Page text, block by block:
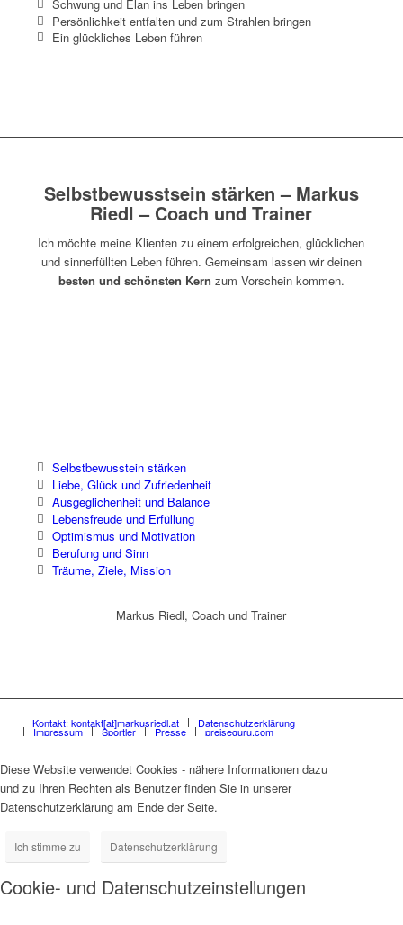
Schwung und Elan ins Leben bringen
Persönlichkeit entfalten und zum Strahlen bringen
Ein glückliches Leben führen
Selbstbewusstsein stärken – Markus
Riedl – Coach und Trainer
Ich möchte meine Klienten zu einem erfolgreichen, glücklichen
und sinnerfüllten Leben führen. Gemeinsam lassen wir deinen
besten und schönsten Kern zum Vorschein kommen.
Selbstbewusstein stärken
Liebe, Glück und Zufriedenheit
Ausgeglichenheit und Balance
Lebensfreude und Erfüllung
Optimismus und Motivation
Berufung und Sinn
Träume, Ziele, Mission
Markus Riedl, Coach und Trainer
Kontakt: kontakt[at]markusriedl.at Datenschutzerklärung
Impressum Sportler Presse preiseguru.com
Diese Website verwendet Cookies - nähere Informationen dazu
und zu Ihren Rechten als Benutzer finden Sie in unserer
Datenschutzerklärung am Ende der Seite.
Ich stimme zu Datenschutzerklärung
Cookie- und Datenschutzeinstellungen